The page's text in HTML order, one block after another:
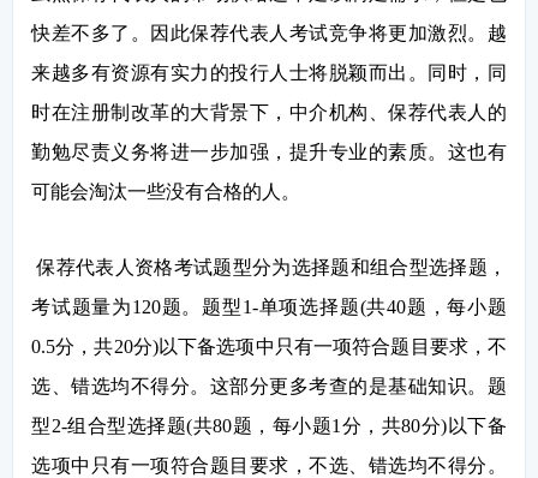
快差不多了。因此保荐代表人考试竞争将更加激烈。越
来越多有资源有实力的投行人士将脱颖而出。同时，同
时在注册制改革的大背景下，中介机构、保荐代表人的
勤勉尽责义务将进一步加强，提升专业的素质。这也有
可能会淘汰一些没有合格的人。
保荐代表人资格考试题型分为选择题和组合型选择题，
考试题量为120题。题型1-单项选择题(共40题，每小题
0.5分，共20分)以下备选项中只有一项符合题目要求，不
选、错选均不得分。这部分更多考查的是基础知识。题
型2-组合型选择题(共80题，每小题1分，共80分)以下备
选项中只有一项符合题目要求，不选、错选均不得分。